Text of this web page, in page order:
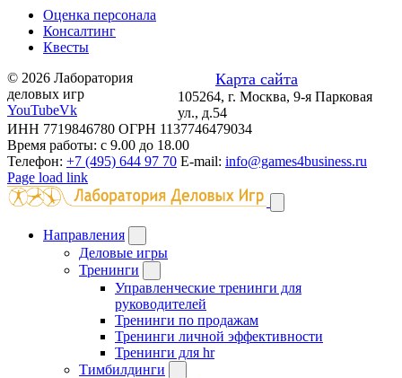
Оценка персонала
Консалтинг
Квесты
© 2026 Лаборатория
деловых игр
YouTubeVk
Карта сайта
105264, г. Москва, 9-я Парковая
ул., д.54
ИНН 7719846780 ОГРН 1137746479034
Время работы: с 9.00 до 18.00
Телефон: +7 (495) 644 97 70 E-mail: info@games4business.ru
Page load link
Направления
Деловые игры
Тренинги
Управленческие тренинги для
руководителей
Тренинги по продажам
Тренинги личной эффективности
Тренинги для hr
Тимбилдинги